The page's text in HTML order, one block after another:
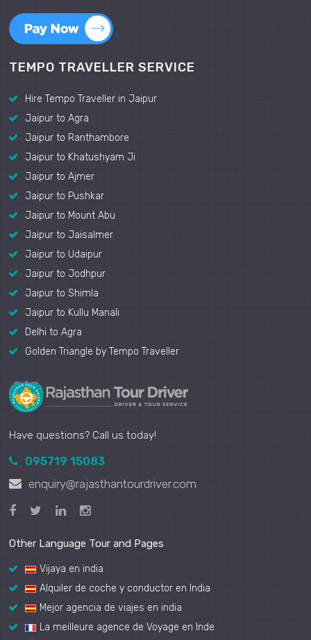
TEMPO TRAVELLER SERVICE
Hire Tempo Traveller in Jaipur
Jaipur to Agra
Jaipur to Ranthambore
Jaipur to Khatushyam Ji
Jaipur to Ajmer
Jaipur to Pushkar
Jaipur to Mount Abu
Jaipur to Jaisalmer
Jaipur to Udaipur
Jaipur to Jodhpur
Jaipur to Shimla
Jaipur to Kullu Manali
Delhi to Agra
Golden Triangle by Tempo Traveller
Have questions? Call us today!
095719 15083
enquiry@rajasthantourdriver.com
Other Language Tour and Pages
Vijaya en india
Alquiler de coche y conductor en India
Mejor agencia de viajes en india
La meilleure agence de Voyage en Inde